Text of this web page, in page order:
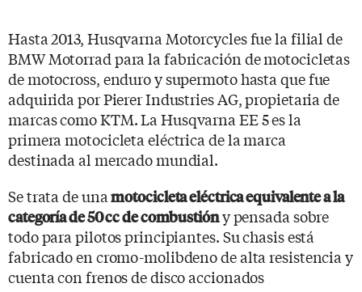
Hasta 2013, Husqvarna Motorcycles fue la filial de
BMW Motorrad para la fabricación de motocicletas
de motocross, enduro y supermoto hasta que fue
adquirida por Pierer Industries AG, propietaria de
marcas como KTM. La Husqvarna EE 5 es la
primera motocicleta eléctrica de la marca
destinada al mercado mundial.
Se trata de unamotocicleta eléctrica equivalente a la
categoría de 50 cc de combustióny pensada sobre
todo para pilotos principiantes. Su chasis está
fabricado en cromo-molibdeno de alta resistencia y
cuenta con frenos de disco accionados